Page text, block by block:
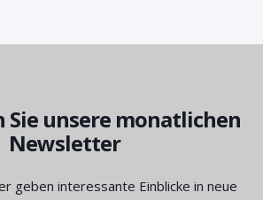
Sie unsere monatlichen
Newsletter
geben interessante Einblicke in neue